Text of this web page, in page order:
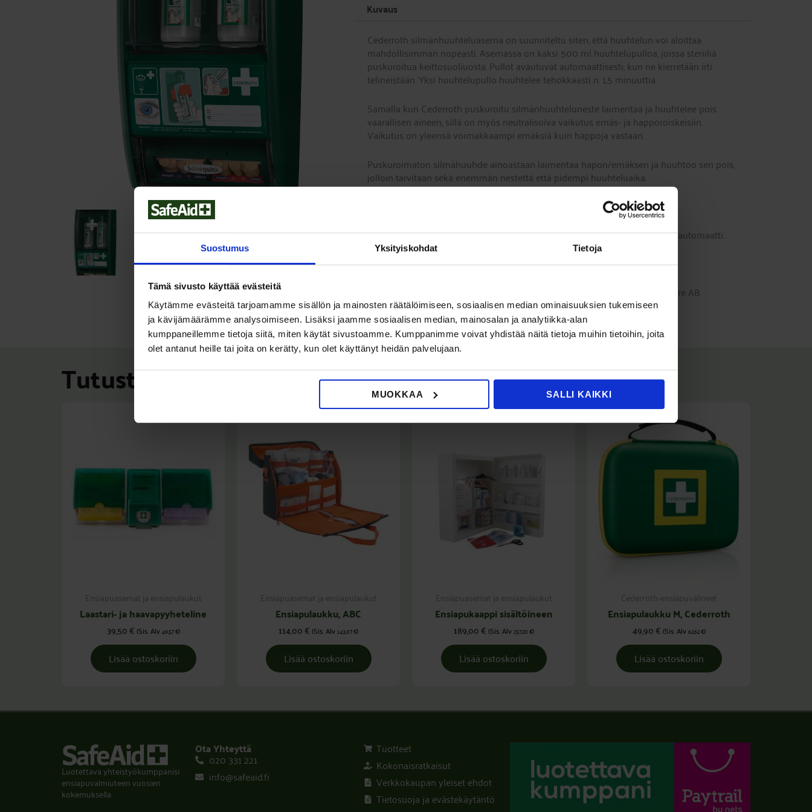
Suostumus Yksityiskohdat Tietoja
Tämä sivusto käyttää evästeitä
Käytämme evästeitä tarjoamamme sisällön ja mainosten räätälöimiseen, sosiaalisen median ominaisuuksien tukemiseen
ja kävijämäärämme analysoimiseen. Lisäksi jaamme sosiaalisen median, mainosalan ja analytiikka-alan
kumppaneillemme tietoja siitä, miten käytät sivustoamme. Kumppanimme voivat yhdistää näitä tietoja muihin tietoihin, joita
olet antanut heille tai joita on kerätty, kun olet käyttänyt heidän palvelujaan.
MUOKKAA SALLI KAIKKI
Kuvaus
Cederroth silmänhuuhteluasema on suunniteltu siten, että huuhtelun voi aloittaa
mahdollisimman nopeasti. Asemassa on kaksi 500 ml huuhtelupulloa, joissa steriiliä
puskuroitua keittosuoliuosta. Pullot avautuvat automaattisesti, kun ne kierretään irti
telineistään. Yksi huuhtelupullo huuhtelee tehokkaasti n. 1,5 minuuttia.
Samalla kun Cederroth puskuroitu silmänhuuhteluneste laimentaa ja huuhtelee pois
vaarallisen aineen, sillä on myös neutralisoiva vaikutus emäs- ja happoroiskeisiin.
Vaikutus on yleensä voimakkaampi emäksiä kuin happoja vastaan.
Puskuroimaton silmähuuhde ainoastaan laimentaa hapon/emäksen ja huuhtoo sen pois,
jolloin tarvitaan sekä enemmän nestettä että pidempi huuhteluaika.
Silmänhuuhteluasemassa on lokero lisätarvikkeille sekä Salvequick laastariautomaatti.
Mitat: L 29 x K 56 x S 12 cm.
Sisältää CE-hyväksyttyjä lääkinnällisiä laitteita. Valmistaja: Orkla Wound Care AB
Tutustu myös
Ensiapuasemat ja ensiapulaukut
Laastari- ja haavapyyheteline
39,50€(Sis. Alv49,57€)
Lisää ostoskoriin
Ensiapuasemat ja ensiapulaukut
Ensiapulaukku, ABC
114,00€(Sis. Alv 143,07€)
Lisää ostoskoriin
Ensiapuasemat ja ensiapulaukut
Ensiapukaappi sisältöineen
189,00€(Sis. Alv237,20€)
Lisää ostoskoriin
Cederroth-ensiapuvälineet
Ensiapulaukku M, Cederroth
49,90€(Sis. Alv62,62€)
Lisää ostoskoriin
Luotettava yhteistyökumppanisi
ensiapuvalmiuteen vuosien
kokemuksella.
Ota Yhteyttä
020 331 221
info@safeaid.fi
Tuotteet
Kokonaisratkaisut
Verkkokaupan yleiset ehdot
Tietosuoja ja evästekäytäntö